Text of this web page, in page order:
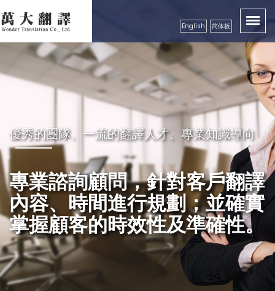
English 简体板
優秀的團隊、一流的翻譯人才、專業知識導向
專業諮詢顧問，針對客戶翻譯
內容、時間進行規劃；並確實
掌握顧客的時效性及準確性。
卓越品質服務顧客，創造出翻譯真實價值性
精益求精，配合市場需求，秉
持更好的服務理念，以真誠、
專業級高效率的服務品質回饋
更多的顧客
秉持成功的企業要領，永續經營
良好的服務及翻譯品質保證，
獲得各公、民營機構、工商團
體，學校等認可